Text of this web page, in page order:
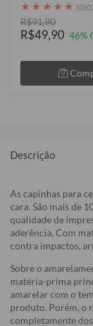
★ ★ ★ ★ ★
R$91,90
R$49,90 46%
Descrição
As capinhas para
cara. São mais de
qualidade de
aderência. Com
contra impactos,
Sobre o
matéria-prima
amarelar com o
produto. Porém, o
completamente